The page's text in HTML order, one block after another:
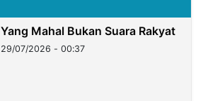
Yang Mahal Bukan Suara Rakyat
29/07/2026 - 00:37